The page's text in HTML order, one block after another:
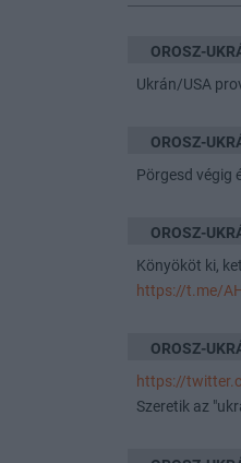
OROSZ-
Ukrán/USA
OROSZ-
Pörgesd végig
OROSZ-
Könyököt ki,
https://t.me/
OROSZ-
https://
Szeretik az